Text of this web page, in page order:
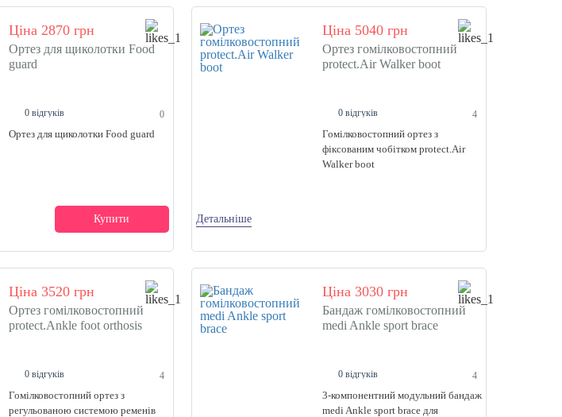
Ціна 2870 грн
Ортез для щиколотки Food
guard
0 відгуків 0
Ортез для щиколотки Food guard
Купити
Ціна 5040 грн
Ортез гомілковостопний
protect.Air Walker boot
0 відгуків 4
Гомілковостопний ортез з
фіксованим чобітком protect.Air
Walker boot
Детальніше
Ціна 3520 грн
Ортез гомілковостопний
protect.Ankle foot orthosis
0 відгуків 4
Гомілковостопний ортез з
регульованою системою ременів
Ціна 3030 грн
Бандаж гомілковостопний
medi Ankle sport brace
0 відгуків 4
3-компонентний модульний бандаж
medi Ankle sport brace для